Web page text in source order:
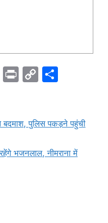
T
Pr C
y
n
e
पुलिस पकड़ने पहुंची
भजनलाल, नीमराना में